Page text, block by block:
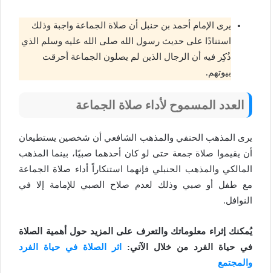
يرى الإمام أحمد بن حنبل أن صلاة الجماعة واجبة وذلك
استنادًا على حديث رسول الله صلى الله عليه وسلم الذي
ذُكِر فيه أن الرجال الذين لم يصلون الجماعة أحرقت
بيوتهم.
العدد المسموح لأداء صلاة الجماعة
يرى المذهب الحنفي والمذهب الشافعي أن شخصين يستطيعان
أن يقيموا صلاة جمعة حتى لو كان أحدهما صبيًا، بينما المذهب
المالكي والمذهب الحنبلي فإنهما استنكاراً أداء صلاة الجماعة
مع طفل أو صبي وذلك لعدم صلاح الصبي للإمامة إلا في
النوافل.
يُمكنك إثراء معلوماتك والتعرف على المزيد حول أهمية الصلاة
في حياة الفرد من خلال الآتي:
اثر الصلاة في حياة الفرد
والمجتمع